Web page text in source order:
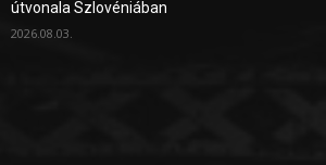
útvonala Szlovéniában
2026.08.03.